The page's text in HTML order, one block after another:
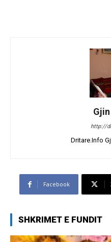
http://
Dritare.Info
Facebook
SHKRIMET E FUNDIT